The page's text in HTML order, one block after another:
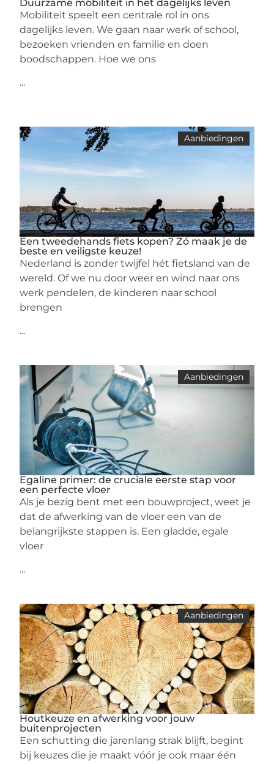
Duurzame mobiliteit in het dagelijks leven
Mobiliteit speelt een centrale rol in ons
dagelijks leven. We gaan naar werk of school,
bezoeken vrienden en familie en doen
boodschappen. Hoe we ons
...
Aanbiedingen
Een tweedehands fiets kopen? Zó maak je de
beste en veiligste keuze!
Nederland is zonder twijfel hét fietsland van de
wereld. Of we nu door weer en wind naar ons
werk pendelen, de kinderen naar school
brengen
...
Aanbiedingen
Egaline primer: de cruciale eerste stap voor
een perfecte vloer
Als je bezig bent met een bouwproject, weet je
dat de afwerking van de vloer een van de
belangrijkste stappen is. Een gladde, egale
vloer
...
Aanbiedingen
Houtkeuze en afwerking voor jouw
buitenprojecten
Een schutting die jarenlang strak blijft, begint
bij keuzes die je maakt vóór je ook maar één